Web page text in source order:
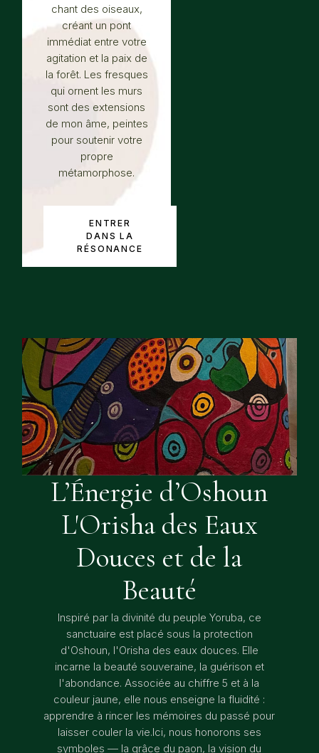
chant des oiseaux,
créant un pont
immédiat entre votre
agitation et la paix de
la forêt. Les fresques
qui ornent les murs
sont des extensions
de mon âme, peintes
pour soutenir votre
propre
métamorphose.
ENTRER
DANS LA
RÉSONANCE
L’Énergie d’Oshoun
L'Orisha des Eaux
Douces et de la
Beauté
Inspiré par la divinité du peuple Yoruba, ce
sanctuaire est placé sous la protection
d'Oshoun, l'Orisha des eaux douces. Elle
incarne la beauté souveraine, la guérison et
l'abondance. Associée au chiffre 5 et à la
couleur jaune, elle nous enseigne la fluidité :
apprendre à rincer les mémoires du passé pour
laisser couler la vie.Ici, nous honorons ses
symboles — la grâce du paon, la vision du